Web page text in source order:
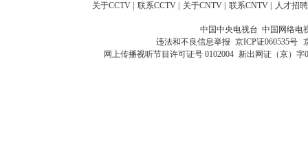
关于CCTV 联系CCTV 关于CNTV 联系CNTV 人才招聘
中国中央电视台 中国网络电
违法和不良信息举报 京ICP证060535号
网上传播视听节目许可证号 0102004 新出网证（京）